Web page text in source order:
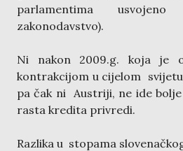
parlamentima
zakonodavstvo).
Ni nakon 2009.g. koja je
kontrakcijom u cijelom svijetu
pa čak ni Austriji, ne ide
rasta kredita privredi.
Razlika u stopama